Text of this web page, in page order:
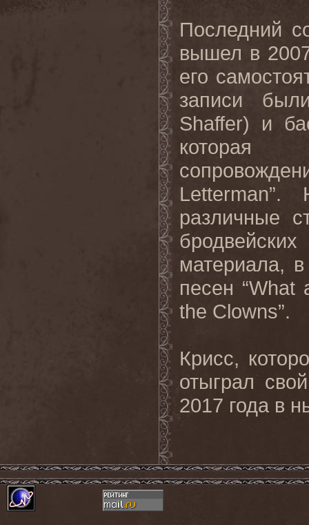
Последний
вышел в
его
записи
Shaffer) и
которая
различные
материала,
песен “What
the Clowns”.
Крисс,
отыграл
2017 года в